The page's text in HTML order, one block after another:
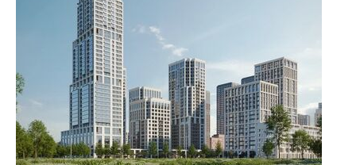
Коттеджные
поселки
Новой
Москве